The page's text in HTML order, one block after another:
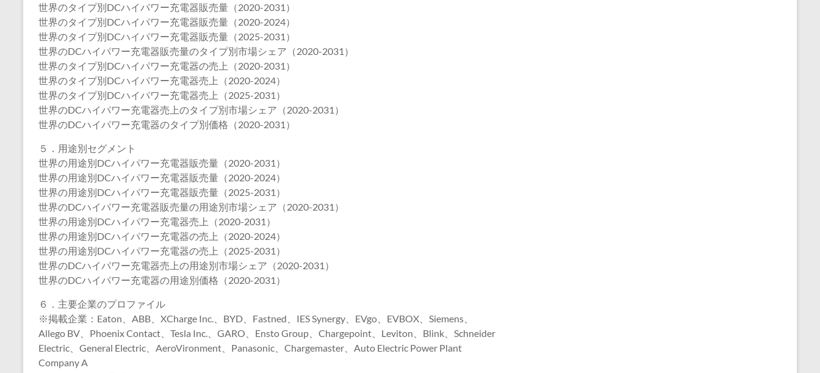
世界のタイプ別DCハイパワー充電器販売量（2020-2031）
世界のタイプ別DCハイパワー充電器販売量（2020-2024）
世界のタイプ別DCハイパワー充電器販売量（2025-2031）
世界のDCハイパワー充電器販売量のタイプ別市場シェア（2020-2031）
世界のタイプ別DCハイパワー充電器の売上（2020-2031）
世界のタイプ別DCハイパワー充電器売上（2020-2024）
世界のタイプ別DCハイパワー充電器売上（2025-2031）
世界のDCハイパワー充電器売上のタイプ別市場シェア（2020-2031）
世界のDCハイパワー充電器のタイプ別価格（2020-2031）
５．用途別セグメント
世界の用途別DCハイパワー充電器販売量（2020-2031）
世界の用途別DCハイパワー充電器販売量（2020-2024）
世界の用途別DCハイパワー充電器販売量（2025-2031）
世界のDCハイパワー充電器販売量の用途別市場シェア（2020-2031）
世界の用途別DCハイパワー充電器売上（2020-2031）
世界の用途別DCハイパワー充電器の売上（2020-2024）
世界の用途別DCハイパワー充電器の売上（2025-2031）
世界のDCハイパワー充電器売上の用途別市場シェア（2020-2031）
世界のDCハイパワー充電器の用途別価格（2020-2031）
６．主要企業のプロファイル
※掲載企業：Eaton、ABB、XCharge Inc.、BYD、Fastned、IES Synergy、EVgo、EVBOX、Siemens、
Allego BV、Phoenix Contact、Tesla Inc.、GARO、Ensto Group、Chargepoint、Leviton、Blink、Schneider
Electric、General Electric、AeroVironment、Panasonic、Chargemaster、Auto Electric Power Plant
Company A